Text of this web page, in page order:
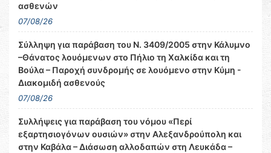
ασθενών
07/08/26
Σύλληψη για παράβαση του Ν. 3409/2005 στην Κάλυμνο
–Θάνατος λουόμενων στο Πήλιο τη Χαλκίδα και τη
Βούλα – Παροχή συνδρομής σε λουόμενο στην Κύμη -
Διακομιδή ασθενούς
07/08/26
Συλλήψεις για παράβαση του νόμου «Περί
εξαρτησιογόνων ουσιών» στην Αλεξανδρούπολη και
στην Καβάλα – Διάσωση αλλοδαπών στη Λευκάδα –